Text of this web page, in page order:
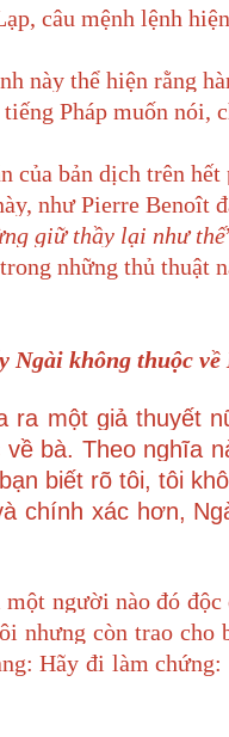
câu mệnh lệnh
này thể hiện rằng
Pháp muốn nói,
của bản dịch trên
như Pierre Benoît
giữ thầy lại như thế
những thủ thuật
Ngài không thuộc
ra một giả thuyết
về bà. Theo nghĩa
biết rõ tôi, tôi
chính xác hơn,
người nào đó
nhưng còn trao
Hãy đi làm